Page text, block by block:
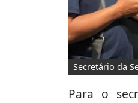
Secretário da
Para o